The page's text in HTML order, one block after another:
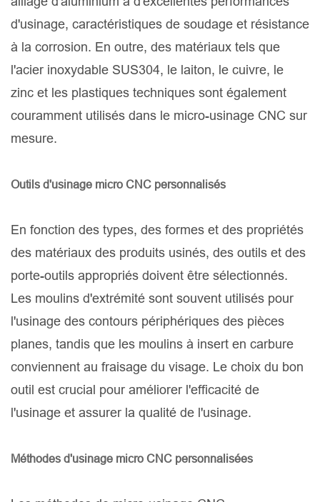
d'usinage, caractéristiques de soudage et résistance
à la corrosion. En outre, des matériaux tels que
l'acier inoxydable SUS304, le laiton, le cuivre, le
zinc et les plastiques techniques sont également
couramment utilisés dans le micro-usinage CNC sur
mesure.
Outils d'usinage micro CNC personnalisés
En fonction des types, des formes et des propriétés
des matériaux des produits usinés, des outils et des
porte-outils appropriés doivent être sélectionnés.
Les moulins d'extrémité sont souvent utilisés pour
l'usinage des contours périphériques des pièces
planes, tandis que les moulins à insert en carbure
conviennent au fraisage du visage. Le choix du bon
outil est crucial pour améliorer l'efficacité de
l'usinage et assurer la qualité de l'usinage.
Méthodes d'usinage micro CNC personnalisées